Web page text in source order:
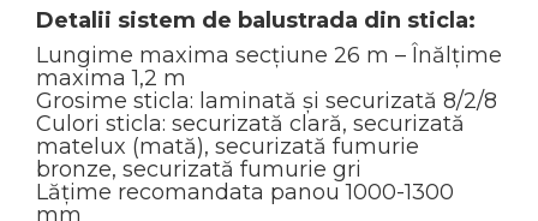
Detalii sistem de balustrada din sticla:
Lungime maxima secțiune 26 m – Înălțime
maxima 1,2 m
Grosime sticla: laminată și securizată 8/2/8
Culori sticla: securizată clară, securizată
matelux (mată), securizată fumurie
bronze, securizată fumurie gri
Lățime recomandata panou 1000-1300
mm